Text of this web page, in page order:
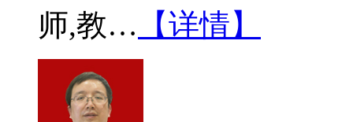
师,教… 【详情】